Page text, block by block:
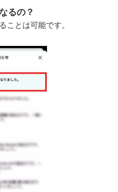
るの？
ことは可能です。